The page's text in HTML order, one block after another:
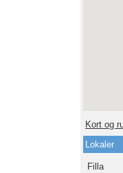
Kort og
Lokaler
Filla